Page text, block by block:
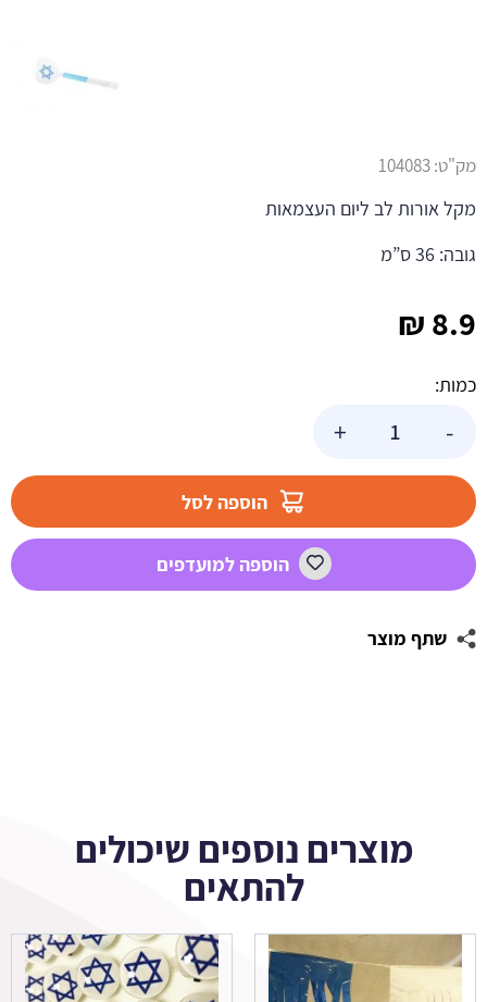
8.9
₪
כמות:
-
דגל
+
הוספה לסל
הוספה למועדפים
שתף מוצר
מק"ט:104083
מקל אורות לב ליום העצמאות
גובה: 36 ס”מ
מוצרים נוספים שיכולים
להתאים